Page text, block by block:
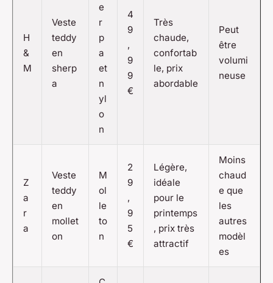
H
&
M
Veste
teddy
en
sherp
a
e
r
p
a
et
n
yl
o
n
4
9
,
9
9
€
Très
chaude,
confortab
le, prix
abordable
Peut
être
volumi
neuse
Z
a
r
a
Veste
teddy
en
mollet
on
M
ol
le
to
n
2
9
,
9
5
€
Légère,
idéale
pour le
printemps
, prix très
attractif
Moins
chaud
e que
les
autres
modèl
es